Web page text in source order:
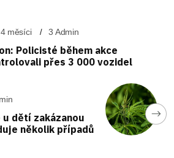
měsíci 3 Admin
Policisté během akce
přes 3 000 vozidel
dětí zakázanou
několik případů